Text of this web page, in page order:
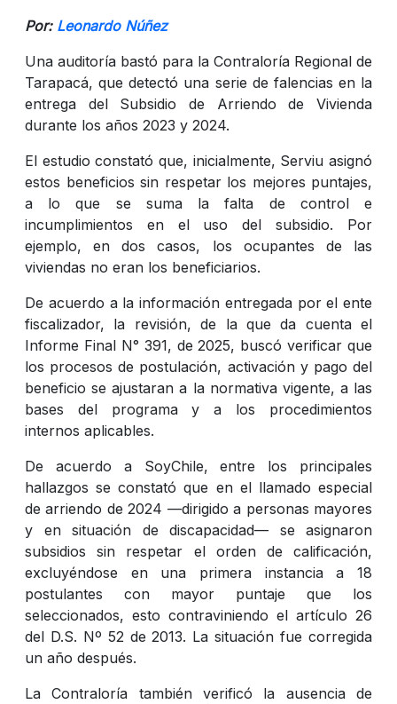
Por: Leonardo Núñez
Una auditoría bastó para la Contraloría Regional de
Tarapacá, que detectó una serie de falencias en la
entrega del Subsidio de Arriendo de Vivienda
durante los años 2023 y 2024.
El estudio constató que, inicialmente, Serviu asignó
estos beneficios sin respetar los mejores puntajes,
a lo que se suma la falta de control e
incumplimientos en el uso del subsidio. Por
ejemplo, en dos casos, los ocupantes de las
viviendas no eran los beneficiarios.
De acuerdo a la información entregada por el ente
fiscalizador, la revisión, de la que da cuenta el
Informe Final N° 391, de 2025, buscó verificar que
los procesos de postulación, activación y pago del
beneficio se ajustaran a la normativa vigente, a las
bases del programa y a los procedimientos
internos aplicables.
De acuerdo a SoyChile, entre los principales
hallazgos se constató que en el llamado especial
de arriendo de 2024 —dirigido a personas mayores
y en situación de discapacidad— se asignaron
subsidios sin respetar el orden de calificación,
excluyéndose en una primera instancia a 18
postulantes con mayor puntaje que los
seleccionados, esto contraviniendo el artículo 26
del D.S. Nº 52 de 2013. La situación fue corregida
un año después.
La Contraloría también verificó la ausencia de